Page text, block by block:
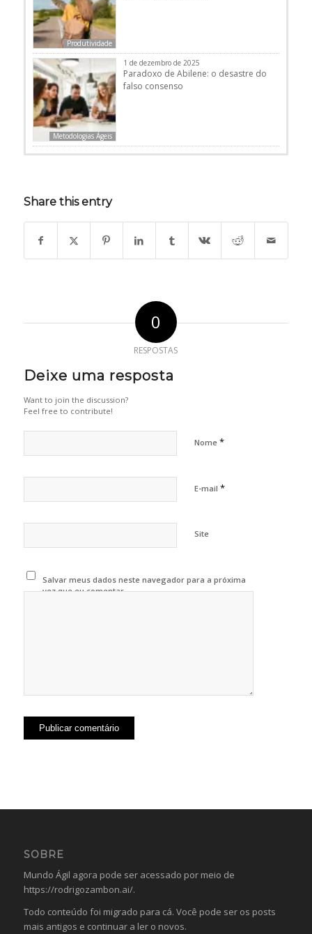
Produtividade
Metodologias Ágeis
1 de dezembro de 2025
Paradoxo de Abilene: o desastre do
falso consenso
Share this entry
0
RESPOSTAS
Deixe uma resposta
Want to join the discussion?
Feel free to contribute!
Nome *
E-mail *
Site
Salvar meus dados neste navegador para a próxima
vez que eu comentar.
SOBRE
Mundo Ágil agora pode ser acessado por meio de
https://rodrigozambon.ai/.
Todo conteúdo foi migrado para cá. Você pode ser os posts
mais antigos e continuar a ler o novos.